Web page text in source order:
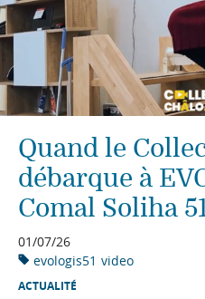
Quand le
débarque à
Comal Soliha
01/07/26
evologis51 video
ACTUALITÉ